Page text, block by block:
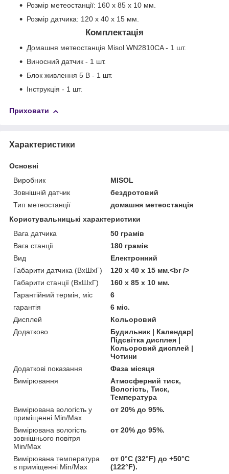
Розмір метеостанції: 160 х 85 х 10 мм.
Розмір датчика: 120 х 40 х 15 мм.
Комплектація
Домашня метеостанція Misol WN2810CA - 1 шт.
Виносний датчик - 1 шт.
Блок живлення 5 В - 1 шт.
Інструкція - 1 шт.
Приховати
Характеристики
Основні
Виробник
MISOL
Зовнішній датчик
бездротовий
Тип метеостанції
домашня метеостанція
Користувальницькі характеристики
Вага датчика
50 грамів
Вага станції
180 грамів
Вид
Електронний
Габарити датчика (ВхШхГ)
120 х 40 х 15 мм.<br />
Габарити станції (ВхШхГ)
160 х 85 х 10 мм.
Гарантійний термін, міс
6
гарантія
6 міс.
Дисплей
Кольоровий
Додатково
Будильник | Календар|
Підсвітка дисплея |
Кольоровий дисплей |
Чотини
Додаткові показання
Фаза місяця
Вимірювання
Атмосферний тиск,
Вологість, Тиск,
Температура
Вимірювана вологість у
приміщенні Min/Max
от 20% до 95%.
Вимірювана вологість
зовнішнього повітря
Min/Max
от 20% до 95%.
Вимірювана температура
в приміщенні Min/Max
от 0°C (32°F) до +50°C
(122°F).